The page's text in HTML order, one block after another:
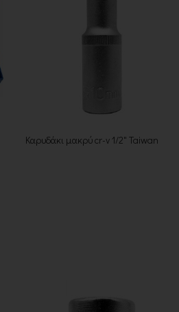
Καρυδάκι μακρύ cr-v 1/2" Taiwan